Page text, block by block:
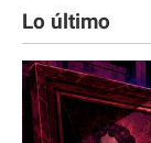
Lo último